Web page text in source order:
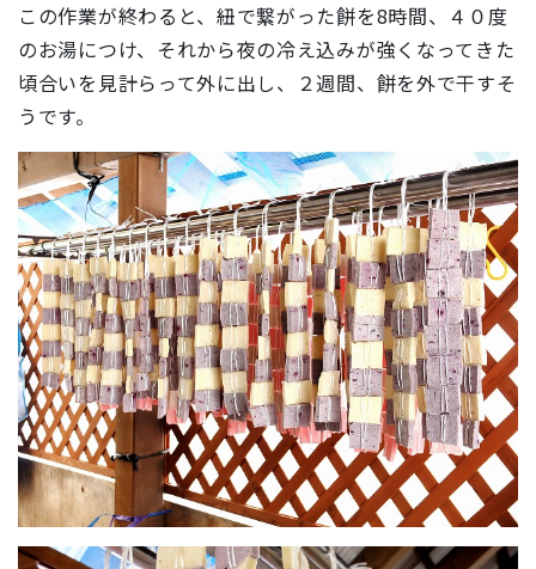
この作業が終わると、紐で繋がった餅を8時間、４０度
のお湯につけ、それから夜の冷え込みが強くなってきた
頃合いを見計らって外に出し、２週間、餅を外で干すそ
うです。